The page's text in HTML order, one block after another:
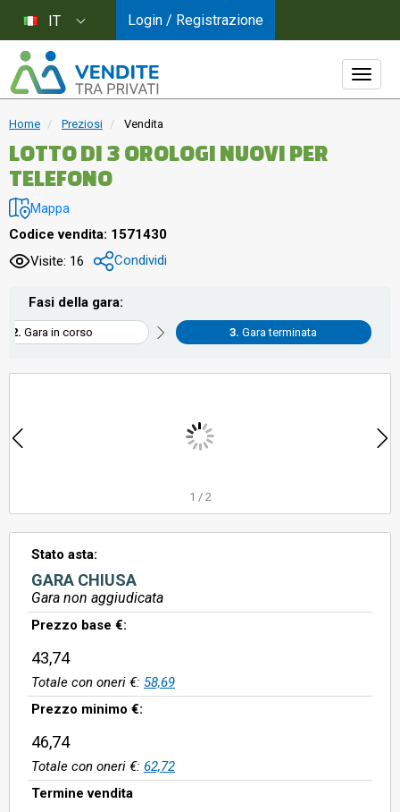
Home Preziosi Vendita
LOTTO DI 3 OROLOGI NUOVI PER
TELEFONO
Mappa
Codice vendita: 1571430
Visite: 16
Condividi
Fasi della gara:
Gara in corso Gara terminata
1 / 2
Stato asta:
GARA CHIUSA
Gara non aggiudicata
Prezzo base €:
43,74
Totale con oneri €: 58,69
Prezzo minimo €:
46,74
Totale con oneri €: 62,72
Termine vendita
IT Login / Registrazione